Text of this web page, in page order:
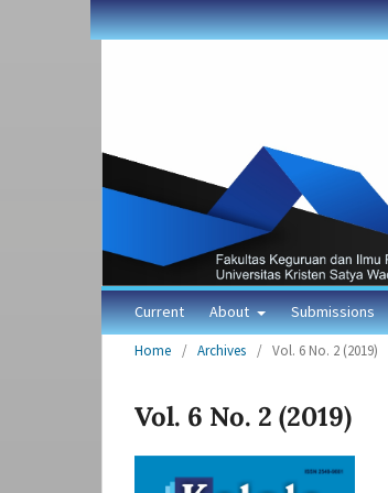
Current About Submissions
Home / Archives / Vol. 6 No. 2 (2019)
Vol. 6 No. 2 (2019)